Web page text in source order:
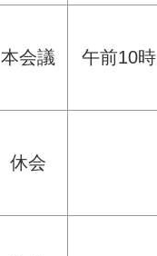
本会議 午前10時
休会